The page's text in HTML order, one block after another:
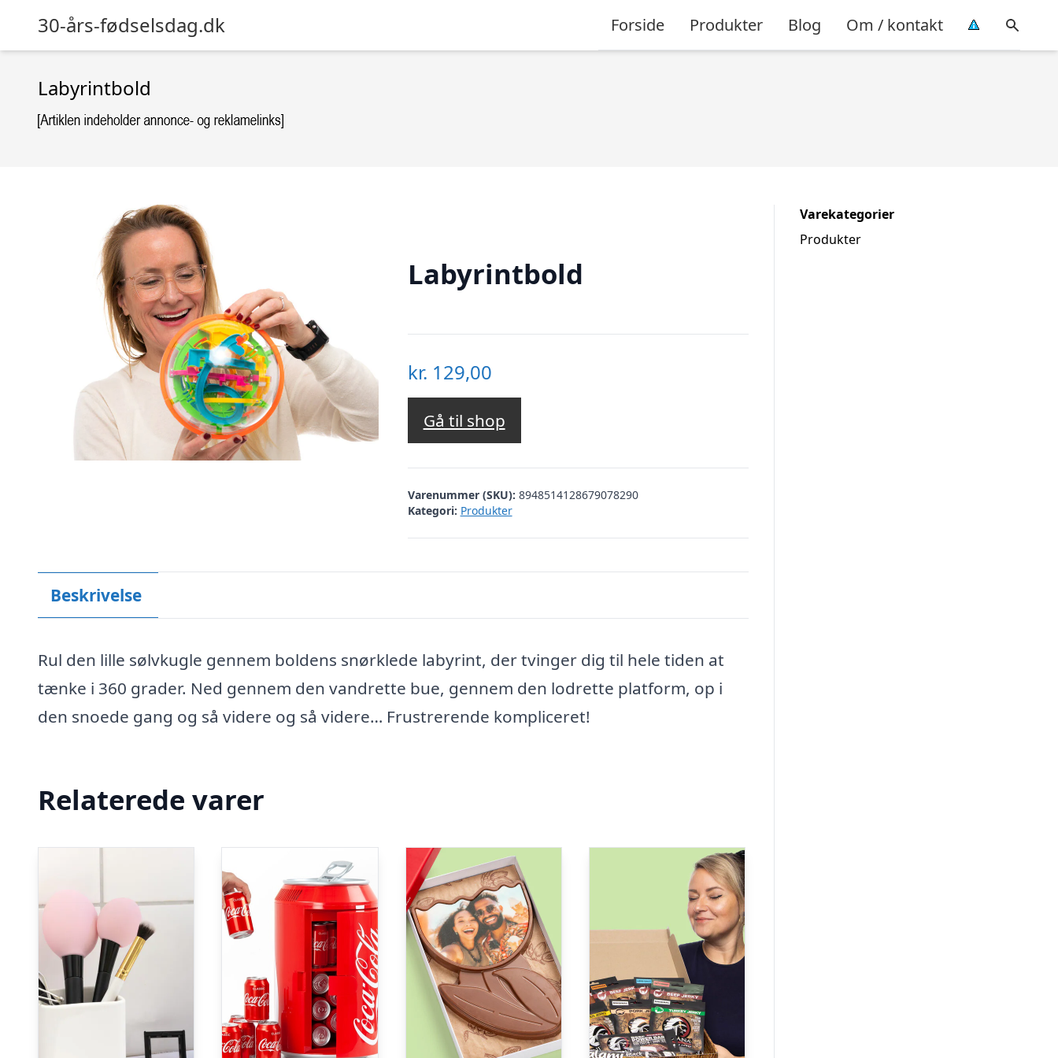
30-års-fødselsdag.dk Forside Produkter Blog Om / kontakt
Labyrintbold
Labyrintbold
kr. 129,00
Gå til shop
Varenummer (SKU): 8948514128679078290
Kategori: Produkter
Beskrivelse
Rul den lille sølvkugle gennem boldens snørklede labyrint, der tvinger dig til hele tiden at
tænke i 360 grader. Ned gennem den vandrette bue, gennem den lodrette platform, op i
den snoede gang og så videre og så videre… Frustrerende kompliceret!
Relaterede varer
Varekategorier
Produkter